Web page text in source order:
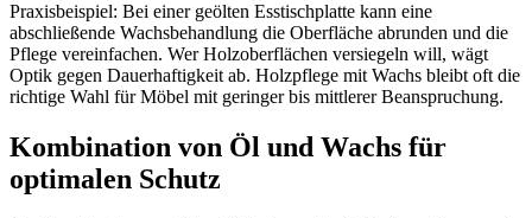
Praxisbeispiel: Bei einer geölten Esstischplatte kann eine
abschließende Wachsbehandlung die Oberfläche abrunden und die
Pflege vereinfachen. Wer Holzoberflächen versiegeln will, wägt
Optik gegen Dauerhaftigkeit ab. Holzpflege mit Wachs bleibt oft die
richtige Wahl für Möbel mit geringer bis mittlerer Beanspruchung.
Kombination von Öl und Wachs für
optimalen Schutz